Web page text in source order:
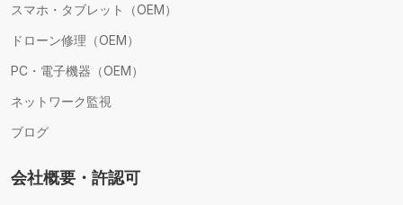
スマホ・タブレット（OEM）
ドローン修理（OEM）
PC・電子機器（OEM）
ネットワーク監視
ブログ
会社概要・許認可